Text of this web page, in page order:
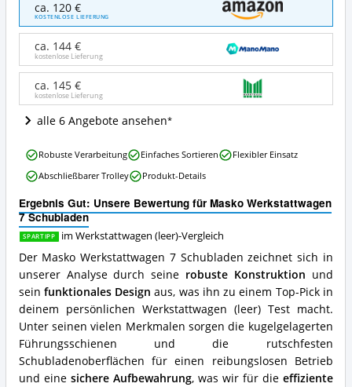
Werkstattwagen
7
Schubladen
Angebote:
Wo
dieser
Werkstattwagen
(leer)
ca. 120 €
KOSTENLOSE LIEFERUNG
ca. 144 €
kostenlose Lieferung
ca. 145 €
kostenlose Lieferung
alle 6 Angebote ansehen
Ergebnis Gut: Unsere Bewertung für Masko Werkstattwagen
7 Schubladen
SPARTIPP im Werkstattwagen (leer)-Vergleich
Der Masko Werkstattwagen 7 Schubladen zeichnet sich in
unserer Analyse durch seine robuste Konstruktion und
seinfunktionales Design aus, was ihn zu einem Top-Pick in
deinem persönlichen Werkstattwagen (leer) Test macht.
Unter seinen vielen Merkmalen sorgen die kugelgelagerten
Führungsschienen und die rutschfesten
Schubladenoberflächen für einen reibungslosen Betrieb
und eine sichere Aufbewahrung, was wir für die effiziente
Masko
Werkstattwagen
Vorteile:
Was
spricht
für
diesen
Werkstattwagen
(leer)?
Robuste Verarbeitung Einfaches Sortieren
Flexibler Einsatz
Abschließbarer Trolley
Produkt-Details